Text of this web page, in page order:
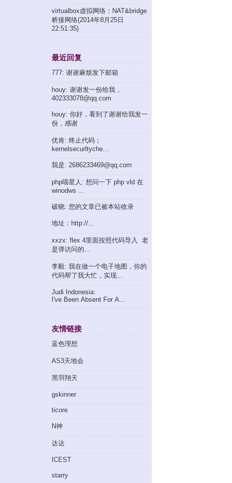
virtualbox虚拟网络：NAT&bridge
桥接网络(2014年8月25日
22:51:35)
最近回复
777: 谢谢麻烦发下邮箱
houy: 谢谢发一份给我，
402333078@qq.com
houy: 你好，看到了谢谢给我发一
份，感谢
优肯: 终止代码；
kernelsecurltyche...
我是: 2686233469@qq.com
php喵星人: 想问一下 php vld 在
winodws ...
破晓: 您的文章已被本站收录
地址：http://...
xxzx: flex 4里面按照代码导入 老
是弹访问的...
李毅: 我在做一个电子地图，你的
代码帮了我大忙，实现...
Judi Indonesia:
I've Been Absent For A...
友情链接
蓝色理想
AS3天地会
黑羽翔天
gskinner
ticore
N神
达达
ICEST
starry